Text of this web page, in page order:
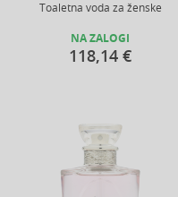
Toaletna voda za ženske
NA ZALOGI
118,14 €